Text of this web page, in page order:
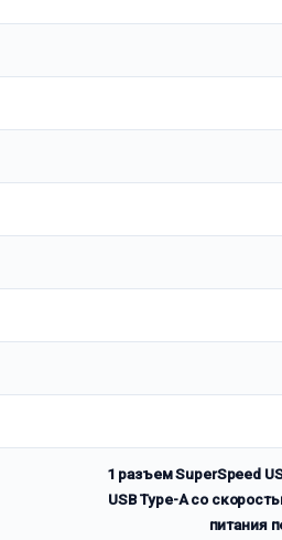
1 разъем SuperSpeed
USB Type-A со
питания